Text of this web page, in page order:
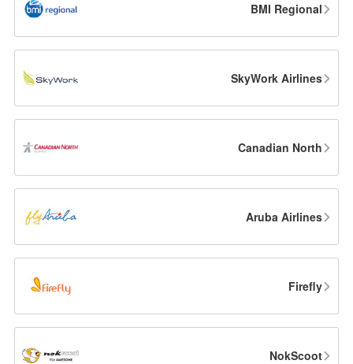
BMI Regional
SkyWork Airlines
Canadian North
Aruba Airlines
Firefly
NokScoot